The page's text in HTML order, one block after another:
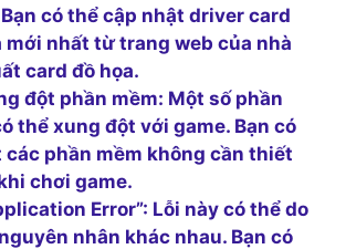
có thể cập nhật driver card
mới nhất từ trang web của nhà
card đồ họa.
đột phần mềm: Một số phần
thể xung đột với game. Bạn có
phần mềm không cần thiết
chơi game.
Error”: Lỗi này có thể do
nhân khác nhau. Bạn có